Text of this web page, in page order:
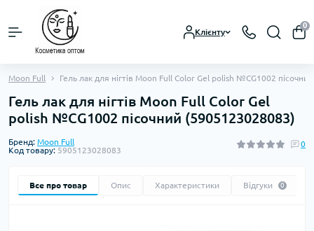
Клієнту
0
Moon Full Гель лак для нігтів Moon Full Color Gel polish №CG1002
Гель лак для нігтів Moon Full Color Gel
polish №CG1002 пісочний (5905123028083)
Бренд: Moon Full
Код товару: 5905123028083
0
Все про товар Опис Характеристики Відгуки 0